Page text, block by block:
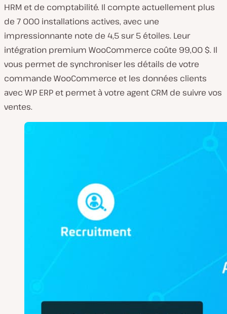
HRM et de comptabilité. Il compte actuellement plus
de 7 000 installations actives, avec une
impressionnante note de 4,5 sur 5 étoiles. Leur
intégration premium WooCommerce coûte 99,00 $. Il
vous permet de synchroniser les détails de votre
commande WooCommerce et les données clients
avec WP ERP et permet à votre agent CRM de suivre vos
ventes.